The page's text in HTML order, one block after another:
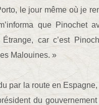
le jour même où je
que Pinochet
car c’est
Malouines. »
par la route en
du